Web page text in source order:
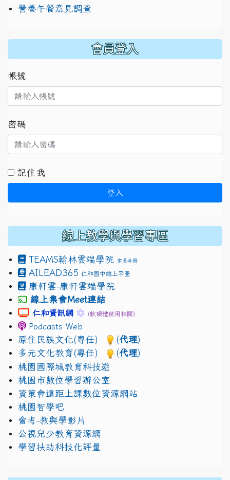
營養午餐意見調查
會員登入
帳號
密碼
記住我
登入
線上教學與學習專區
TEAMS翰林雲端學院 家長手冊
AILEAD365 仁和國中線上平臺
康軒雲-康軒雲端學院
線上集會Meet連結
link to https://sites.google.com/
仁和資訊網 link to https://sites.google.com/
(軟硬體使用相關)
Podcasts Web
原住民族文化(專任) (代理)
多元文化教育(專任)
(代理)
桃園國際城教育科技遊
桃園市數位學習辦公室
資策會遠距上課數位資源網站
桃園智學吧
會考-教與學影片
公視兒少教育資源網
學習扶助科技化評量